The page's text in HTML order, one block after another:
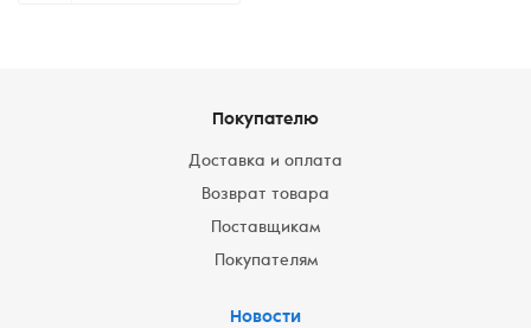
Покупателю
Доставка и оплата
Возврат товара
Поставщикам
Покупателям
Новости